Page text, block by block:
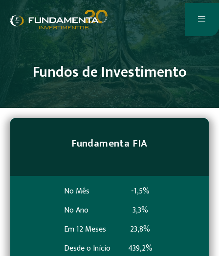
Fundos de Investimento
Fundamenta FIA
No Mês
No Ano
Em 12 Meses
Desde o Início
-1,5%
3,3%
23,8%
439,2%